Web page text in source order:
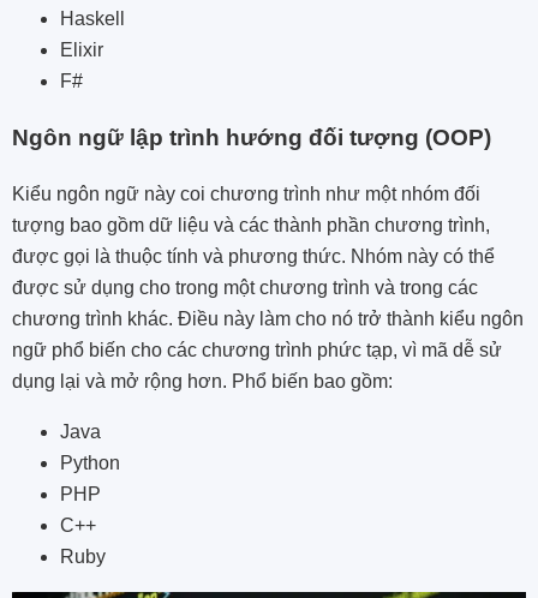
Haskell
Elixir
F#
Ngôn ngữ lập trình hướng đối tượng (OOP)
Kiểu ngôn ngữ này coi chương trình như một nhóm đối
tượng bao gồm dữ liệu và các thành phần chương trình,
được gọi là thuộc tính và phương thức. Nhóm này có thể
được sử dụng cho trong một chương trình và trong các
chương trình khác. Điều này làm cho nó trở thành kiểu ngôn
ngữ phổ biến cho các chương trình phức tạp, vì mã dễ sử
dụng lại và mở rộng hơn. Phổ biến bao gồm:
Java
Python
PHP
C++
Ruby